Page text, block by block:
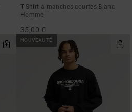
T-Shirt à manches courtes Blanc
Homme
35,00 €
NOUVEAUTÉ